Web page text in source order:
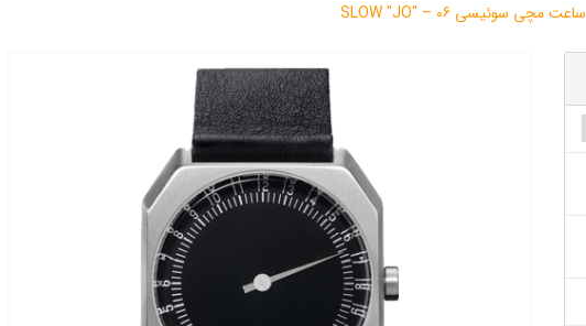
ساعت مچی سوئیسی SLOW "JO" – 06